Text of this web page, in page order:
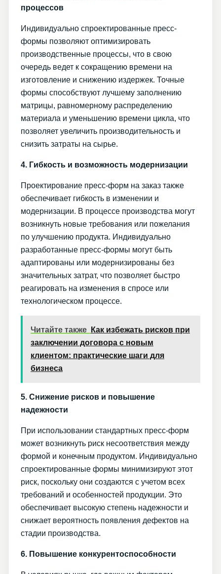
процессов
Индивидуально спроектированные пресс-
формы позволяют оптимизировать
производственные процессы, что в свою
очередь ведет к сокращению времени на
изготовление и снижению издержек. Точные
формы способствуют лучшему заполнению
матрицы, равномерному распределению
материала и уменьшению времени цикла, что
позволяет увеличить производительность и
снизить затраты на сырье.
4. Гибкость и возможность модернизации
Проектирование пресс-форм на заказ также
обеспечивает гибкость в изменении и
модернизации. В процессе производства могут
возникнуть новые требования или пожелания
по улучшению продукта. Индивидуально
разработанные пресс-формы могут быть
адаптированы или модернизированы без
значительных затрат, что позволяет быстро
реагировать на изменения в спросе или
технологическом процессе.
Читайте также
Как избежать рисков при
заключении договора с новым
клиентом: практические шаги для
бизнеса
5. Снижение рисков и повышение
надежности
При использовании стандартных пресс-форм
может возникнуть риск несоответствия между
формой и конечным продуктом. Индивидуально
спроектированные формы минимизируют этот
риск, поскольку они создаются с учетом всех
требований и особенностей продукции. Это
обеспечивает высокую степень надежности и
снижает вероятность появления дефектов на
стадии производства.
6. Повышение конкурентоспособности